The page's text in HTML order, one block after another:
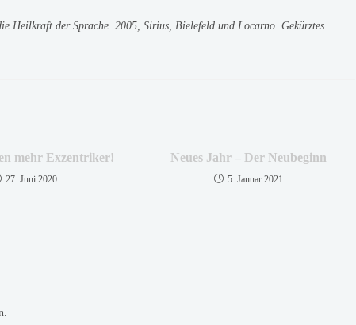
der Sprache. 2005, Sirius, Bielefeld und Locarno. Gekürztes
mehr Exzentriker!
27. Juni 2020
Neues Jahr – Der Neubeginn
5. Januar 2021